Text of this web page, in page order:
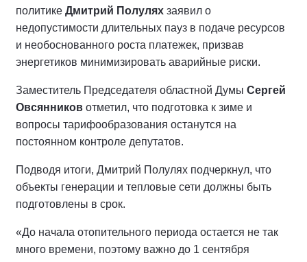
политике Дмитрий Полулях заявил о
недопустимости длительных пауз в подаче ресурсов
и необоснованного роста платежек, призвав
энергетиков минимизировать аварийные риски.
Заместитель Председателя областной Думы Сергей
Овсянников отметил, что подготовка к зиме и
вопросы тарифообразования останутся на
постоянном контроле депутатов.
Подводя итоги, Дмитрий Полулях подчеркнул, что
объекты генерации и тепловые сети должны быть
подготовлены в срок.
«До начала отопительного периода остается не так
много времени, поэтому важно до 1 сентября